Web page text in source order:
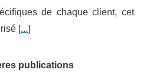
de chaque client, cet
[...]
publications